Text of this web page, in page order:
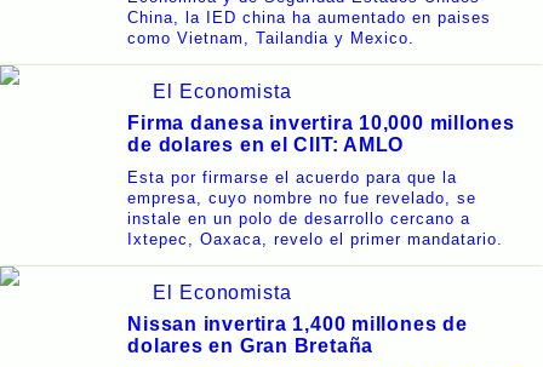
China, la IED china ha aumentado en paises
como Vietnam, Tailandia y Mexico.
El Economista
Firma danesa invertira 10,000 millones
de dolares en el CIIT: AMLO
Esta por firmarse el acuerdo para que la
empresa, cuyo nombre no fue revelado, se
instale en un polo de desarrollo cercano a
Ixtepec, Oaxaca, revelo el primer mandatario.
El Economista
Nissan invertira 1,400 millones de
dolares en Gran Bretaña